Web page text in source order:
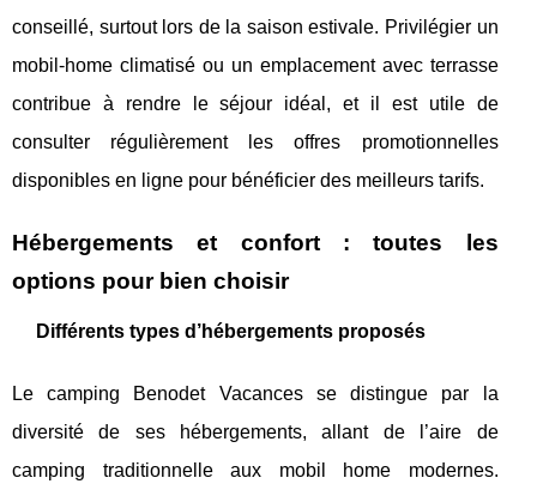
conseillé, surtout lors de la saison estivale. Privilégier un
mobil-home climatisé ou un emplacement avec terrasse
contribue à rendre le séjour idéal, et il est utile de
consulter régulièrement les offres promotionnelles
disponibles en ligne pour bénéficier des meilleurs tarifs.
Hébergements et confort : toutes les
options pour bien choisir
Différents types d’hébergements proposés
Le camping Benodet Vacances se distingue par la
diversité de ses hébergements, allant de l’aire de
camping traditionnelle aux mobil home modernes.